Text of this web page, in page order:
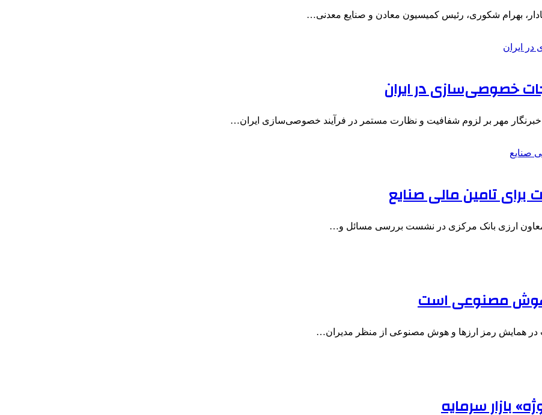
بهرام شکوری، رئیس کمیسیون معادن و صنایع معدنی…
خصوصی‌سازی در ایران
خبرنگار مهر بر لزوم شفافیت و نظارت مستمر در فرآیند خصوصی‌سازی ایران…
تامین مالی صنایع
معاون ارزی بانک مرکزی در نشست بررسی مسائل و…
هوش مصنوعی است
همایش رمز ارزها و هوش مصنوعی از منظر مدیران…
بازار سرمایه